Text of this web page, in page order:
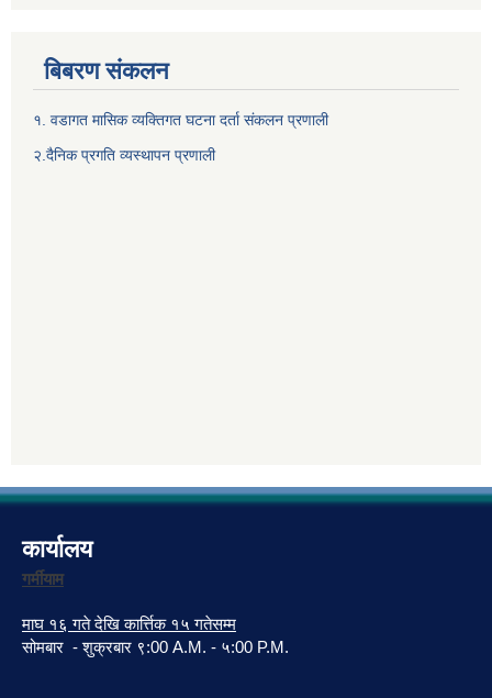
बिबरण संकलन
१. वडागत मासिक व्यक्तिगत घटना दर्ता संकलन प्रणाली
२.दैनिक प्रगति व्यस्थापन प्रणाली
कार्यालय
गर्मीयाम
माघ १६ गते देखि कार्त्तिक १५ गतेसम्म
सोमबार - शुक्रबार ९:00 A.M. - ५:00 P.M.